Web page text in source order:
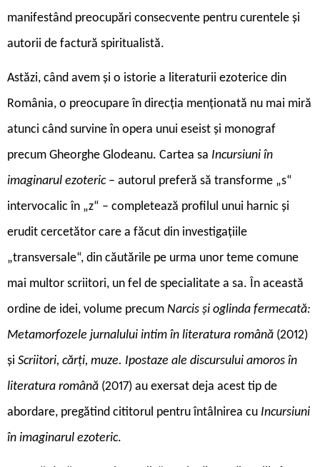
manifestând preocupări consecvente pentru curentele și
autorii de factură spiritualistă.
Astăzi, când avem și o istorie a literaturii ezoterice din
România, o preocupare în direcția menționată nu mai miră
atunci când survine în opera unui eseist și monograf
precum Gheorghe Glodeanu. Cartea sa Incursiuni în
imaginarul ezoteric – autorul preferă să transforme „s“
intervocalic în „z“ – completează profilul unui harnic și
erudit cercetător care a făcut din investigațiile
„transversale“, din căutările pe urma unor teme comune
mai multor scriitori, un fel de specialitate a sa. În această
ordine de idei, volume precum Narcis și oglinda fermecată:
Metamorfozele jurnalului intim în literatura română (2012)
și Scriitori, cărți, muze. Ipostaze ale discursului amoros în
literatura română (2017) au exersat deja acest tip de
abordare, pregătind cititorul pentru întâlnirea cu Incursiuni
în imaginarul ezoteric.